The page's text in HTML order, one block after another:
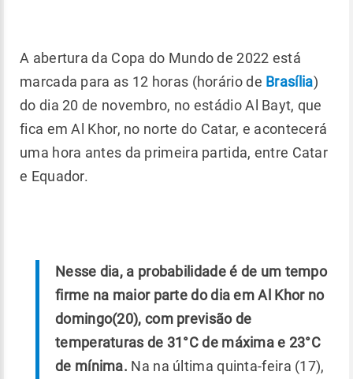
A abertura da Copa do Mundo de 2022 está
marcada para as 12 horas (horário de Brasília)
do dia 20 de novembro, no estádio Al Bayt, que
fica em Al Khor, no norte do Catar, e acontecerá
uma hora antes da primeira partida, entre Catar
e Equador.
Nesse dia, a probabilidade é de um tempo
firme na maior parte do dia em Al Khor no
domingo(20), com previsão de
temperaturas de 31°C de máxima e 23°C
de mínima. Na na última quinta-feira (17),